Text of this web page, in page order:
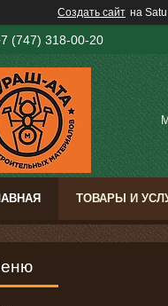
Создать сайт на
(747) 318-00-20
ТОВАРЫ И